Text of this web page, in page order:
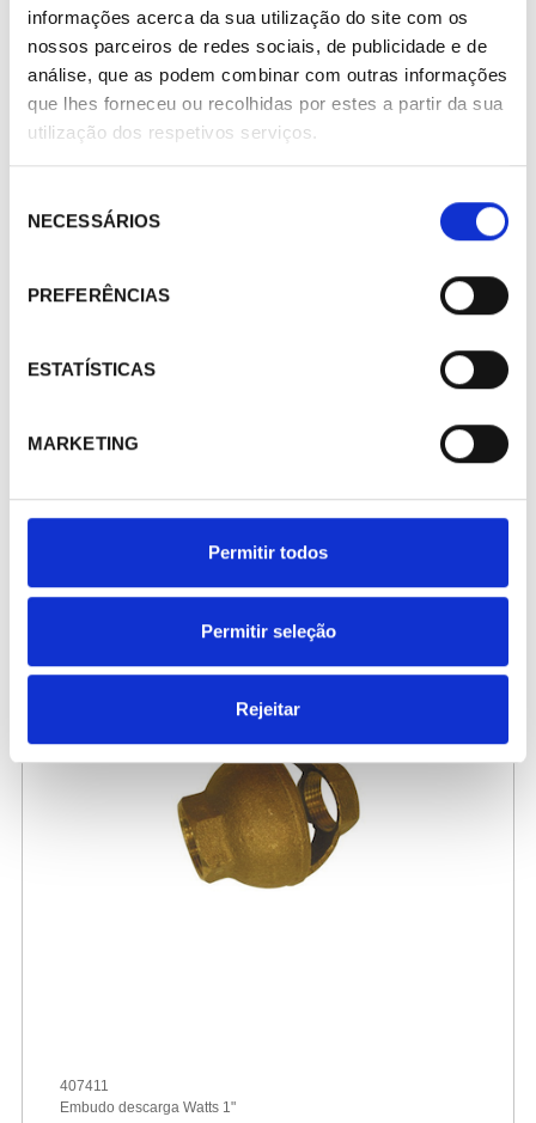
informações acerca da sua utilização do site com os
nossos parceiros de redes sociais, de publicidade e de
análise, que as podem combinar com outras informações
que lhes forneceu ou recolhidas por estes a partir da sua
utilização dos respetivos serviços.
NECESSÁRIOS
PREFERÊNCIAS
ESTATÍSTICAS
MARKETING
Permitir todos
Permitir seleção
Rejeitar
Embudo descarga Watts 1/2"
407411
Embudo descarga Watts 1"